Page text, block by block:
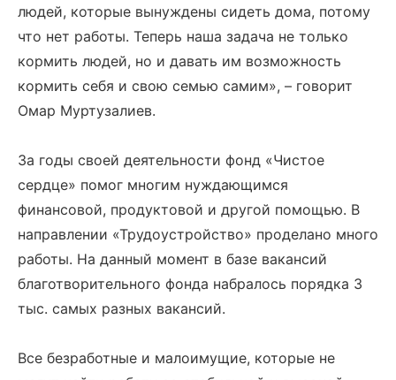
людей, которые вынуждены сидеть дома, потому
что нет работы. Теперь наша задача не только
кормить людей, но и давать им возможность
кормить себя и свою семью самим», – говорит
Омар Муртузалиев.
За годы своей деятельности фонд «Чистое
сердце» помог многим нуждающимся
финансовой, продуктовой и другой помощью. В
направлении «Трудоустройство» проделано много
работы. На данный момент в базе вакансий
благотворительного фонда набралось порядка 3
тыс. самых разных вакансий.
Все безработные и малоимущие, которые не